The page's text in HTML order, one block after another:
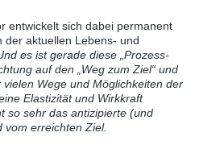
entwickelt sich dabei permanent
der aktuellen Lebens- und
es ist gerade diese „Prozess-
auf den „Weg zum Ziel“ und
Wege und Möglichkeiten der
Elastizität und Wirkkraft
so sehr das antizipierte (und
vom erreichten Ziel.